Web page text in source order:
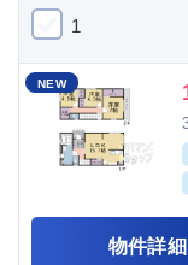
1
NEW
物件詳細